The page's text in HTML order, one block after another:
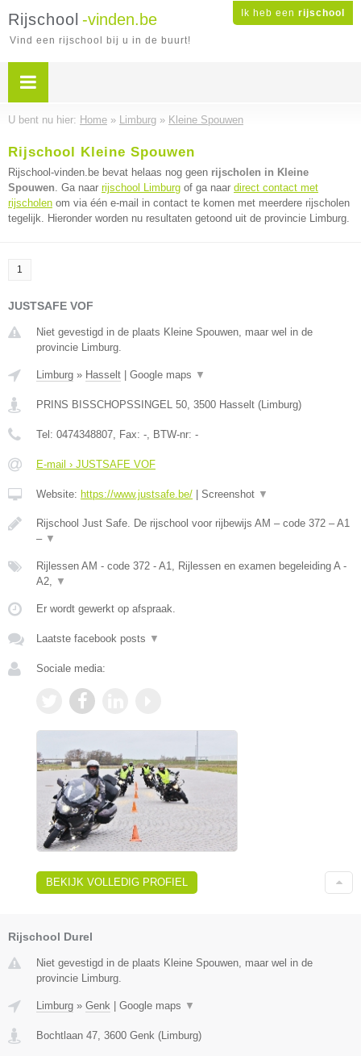
Ik heb een rijschool
Rijschool -vinden.be
Vind een rijschool bij u in de buurt!
U bent nu hier: Home » Limburg » Kleine Spouwen
Rijschool Kleine Spouwen
Rijschool-vinden.be bevat helaas nog geen rijscholen in Kleine
Spouwen. Ga naar rijschool Limburg of ga naar direct contact met
rijscholen om via één e-mail in contact te komen met meerdere rijscholen
tegelijk. Hieronder worden nu resultaten getoond uit de provincie Limburg.
1
JUSTSAFE VOF
Niet gevestigd in de plaats Kleine Spouwen, maar wel in de
provincie Limburg.
Limburg » Hasselt Google maps ▼
PRINS BISSCHOPSSINGEL 50, 3500 Hasselt (Limburg)
Tel: 0474348807, Fax: -, BTW-nr: -
E-mail › JUSTSAFE VOF
Website: https://www.justsafe.be/ Screenshot ▼
Rijschool Just Safe. De rijschool voor rijbewijs AM – code 372 – A1
– ▼
Rijlessen AM - code 372 - A1, Rijlessen en examen begeleiding A -
A2, ▼
Er wordt gewerkt op afspraak.
Laatste facebook posts ▼
Sociale media:
BEKIJK VOLLEDIG PROFIEL
Rijschool Durel
Niet gevestigd in de plaats Kleine Spouwen, maar wel in de
provincie Limburg.
Limburg » Genk Google maps ▼
Bochtlaan 47 3600 Genk ( Limburg)